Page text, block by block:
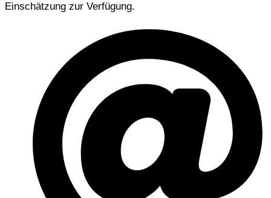
Einschätzung zur Verfügung.